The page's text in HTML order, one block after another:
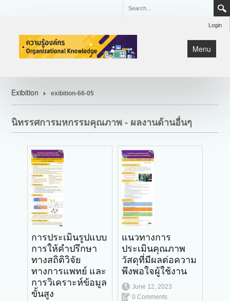
Login
Menu
หน้าแรก
KM
Exibition exibition-66-05
นิทรรศการมหกรรมคุณภาพ - ผลงานด้านอื่นๆ
การประเมินรูปแบบ
การให้คำปรึกษา
ทางสถิติวิจัย
ทางการแพทย์ และ
การวิเคราะห์ข้อมูล
ขั้นสูง
แนวทางการ
ประเมินคุณภาพ
วัสดุที่มีผลต่อความ
พึงพอใจผู้ใช้งาน
June 12, 2023
0 Comments